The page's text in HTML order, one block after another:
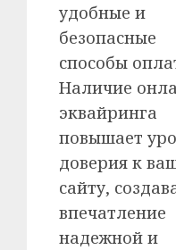
удобные и
безопасные
способы
Наличие
эквайринга
повышает
доверия к
сайту,
впечатление
надежной и